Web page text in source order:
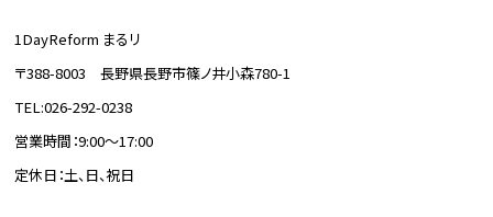
1DayReform まるリ
〒388-8003 長野県長野市篠ノ井小森780-1
TEL:026-292-0238
営業時間：9:00～17:00
定休日：土、日、祝日